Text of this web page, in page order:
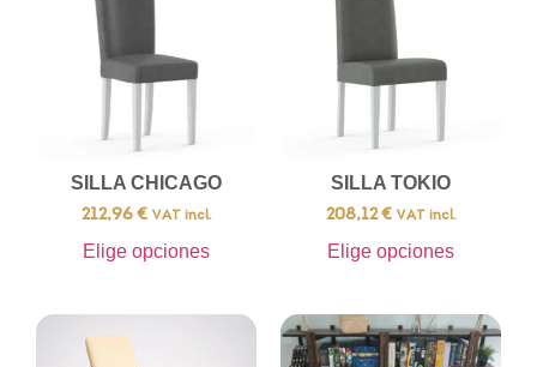
SILLA CHICAGO
212,96 € VAT incl.
Elige opciones
SILLA TOKIO
208,12€ VAT incl.
Elige opciones